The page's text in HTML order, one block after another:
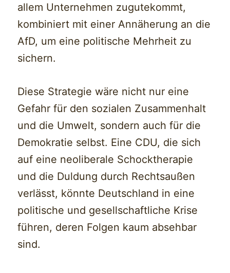
allem Unternehmen zugutekommt,
kombiniert mit einer Annäherung an die
AfD, um eine politische Mehrheit zu
sichern.
Diese Strategie wäre nicht nur eine
Gefahr für den sozialen Zusammenhalt
und die Umwelt, sondern auch für die
Demokratie selbst. Eine CDU, die sich
auf eine neoliberale Schocktherapie
und die Duldung durch Rechtsaußen
verlässt, könnte Deutschland in eine
politische und gesellschaftliche Krise
führen, deren Folgen kaum absehbar
sind.